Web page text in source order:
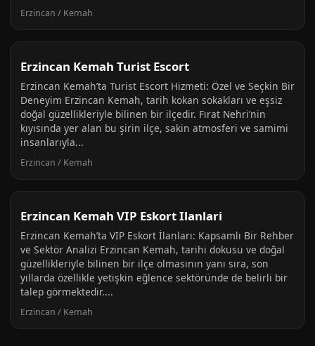
Erzincan / Kemah
Erzincan Kemah Turist Escort
Erzincan Kemah’ta Turist Escort Hizmeti: Özel ve Seçkin Bir
Deneyim Erzincan Kemah, tarih kokan sokakları ve eşsiz
doğal güzellikleriyle bilinen bir ilçedir. Fırat Nehri’nin
kıyısında yer alan bu şirin ilçe, sakin atmosferi ve samimi
insanlarıyla...
Erzincan / Kemah
Erzincan Kemah VIP Eskort Ilanlari
Erzincan Kemah’ta VIP Eskort İlanları: Kapsamlı Bir Rehber
ve Sektör Analizi Erzincan Kemah, tarihi dokusu ve doğal
güzellikleriyle bilinen bir ilçe olmasının yanı sıra, son
yıllarda özellikle yetişkin eğlence sektöründe de belirli bir
talep görmektedir....
Erzincan / Kemah